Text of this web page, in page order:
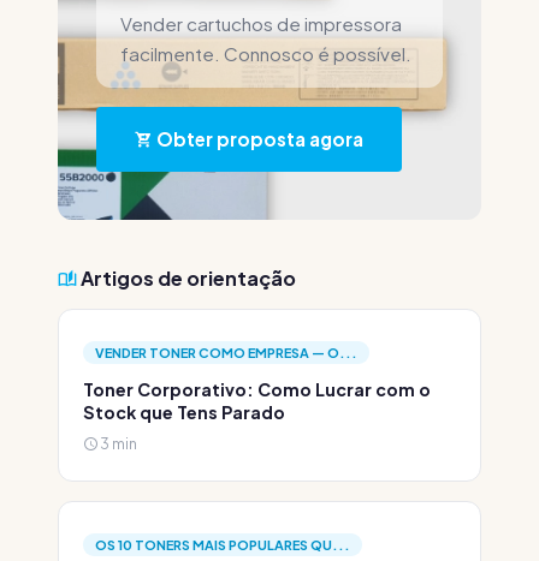
Vender cartuchos de impressora
facilmente. Connosco é possível.
Obter proposta agora
Artigos de orientação
VENDER TONER COMO EMPRESA — O...
Toner Corporativo: Como Lucrar com o
Stock que Tens Parado
3 min
OS 10 TONERS MAIS POPULARES QU...